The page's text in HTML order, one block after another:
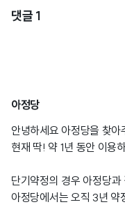
댓글 1
아정당
안녕하세요 아정당을 찾아
현재 딱! 약 1년 동안 이용
단기약정의 경우 아정당
아정당에서는 오직 3년 약